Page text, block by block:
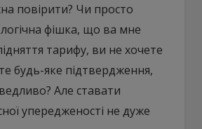
повірити? Чи просто
фішка, що ва мне
тарифу, ви не хочете
будь-яке підтвердження,
Але ставати
упередженості не дуже